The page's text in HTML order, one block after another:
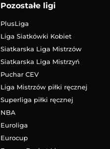
Pozostałe ligi
PlusLiga
Liga Siatkówki Kobiet
Siatkarska Liga Mistrzów
Siatkarska Liga Mistrzyń
Puchar CEV
Liga Mistrzów piłki ręcznej
Superliga piłki ręcznej
NBA
Euroliga
Eurocup